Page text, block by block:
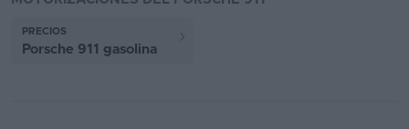
PRECIOS
Porsche 911 gasolina